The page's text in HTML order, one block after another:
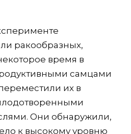
ракообразных,
время в
самцами
их в
Они обнаружили,
к высокому уровню